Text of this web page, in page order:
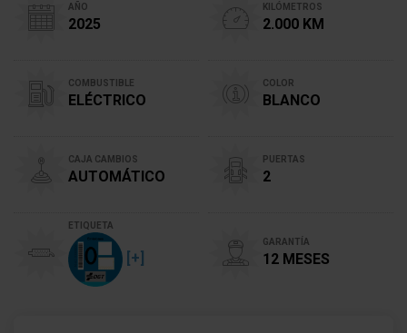
AÑO
2025
KILÓMETROS
2.000 KM
COMBUSTIBLE
ELÉCTRICO
COLOR
BLANCO
CAJA CAMBIOS
AUTOMÁTICO
PUERTAS
2
ETIQUETA
[+]
GARANTÍA
12 MESES